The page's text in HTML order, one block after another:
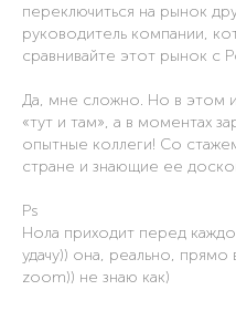
переключиться на рынок
руководитель компании,
сравнивайте этот рынок с
Да, мне сложно. Но в этом
«тут и там», а в моментах
опытные коллеги! Со
стране и знающие ее
Ps
Нола приходит перед
удачу)) она, реально, прямо
zoom)) не знаю как)